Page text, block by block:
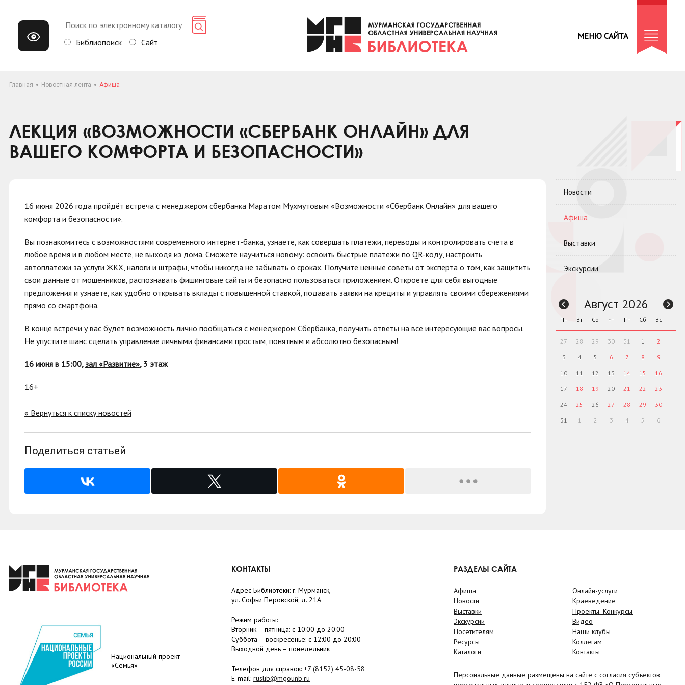
Библиопоиск Сайт
МЕНЮ САЙТА
Главная Новостная лента Афиша
ЛЕКЦИЯ «ВОЗМОЖНОСТИ «СБЕРБАНК ОНЛАЙН» ДЛЯ
ВАШЕГО КОМФОРТА И БЕЗОПАСНОСТИ»
16 июня 2026 года пройдёт встреча с менеджером сбербанка Маратом Мухмутовым «Возможности «Сбербанк Онлайн» для вашего
комфорта и безопасности».
Вы познакомитесь с возможностями современного интернет-банка, узнаете, как совершать платежи, переводы и контролировать счета в
любое время и в любом месте, не выходя из дома. Сможете научиться новому: освоить быстрые платежи по QR-коду, настроить
автоплатежи за услуги ЖКХ, налоги и штрафы, чтобы никогда не забывать о сроках. Получите ценные советы от эксперта о том, как защитить
свои данные от мошенников, распознавать фишинговые сайты и безопасно пользоваться приложением. Откроете для себя выгодные
предложения и узнаете, как удобно открывать вклады с повышенной ставкой, подавать заявки на кредиты и управлять своими сбережениями
прямо со смартфона.
В конце встречи у вас будет возможность лично пообщаться с менеджером Сбербанка, получить ответы на все интересующие вас вопросы.
Не упустите шанс сделать управление личными финансами простым, понятным и абсолютно безопасным!
16 июня в 15:00, зал «Развитие», 3 этаж
16+
« Вернуться к списку новостей
Поделиться статьей
Новости
Афиша
Выставки
Экскурсии
Август 2026
Пн Вт Ср Чт Пт Сб Вс
27 28 29 30 31 1 2
3 4 5 6 7 8 9
10 11 12 13 14 15 16
17 18 19 20 21 22 23
24 25 26 27 28 29 30
31 1 2 3 4 5 6
Национальный проект
«Семья»
КОНТАКТЫ
Адрес Библиотеки: г. Мурманск,
ул. Софьи Перовской, д. 21А
Режим работы:
Вторник – пятница: с 10:00 до 20:00
Суббота – воскресенье: c 12:00 до 20:00
Выходной день – понедельник
Телефон для справок: +7 (8152) 45-08-58
E-mail: ruslib@mgounb.ru
РАЗДЕЛЫ САЙТА
Афиша
Новости
Выставки
Экскурсии
Посетителям
Ресурсы
Каталоги
Онлайн-услуги
Краеведение
Проекты. Конкурсы
Видео
Наши клубы
Коллегам
Контакты
Персональные данные размещены на сайте с согласия субъектов